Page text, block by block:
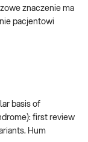
znaczenie ma
pacjentowi
basis of
first review
Hum